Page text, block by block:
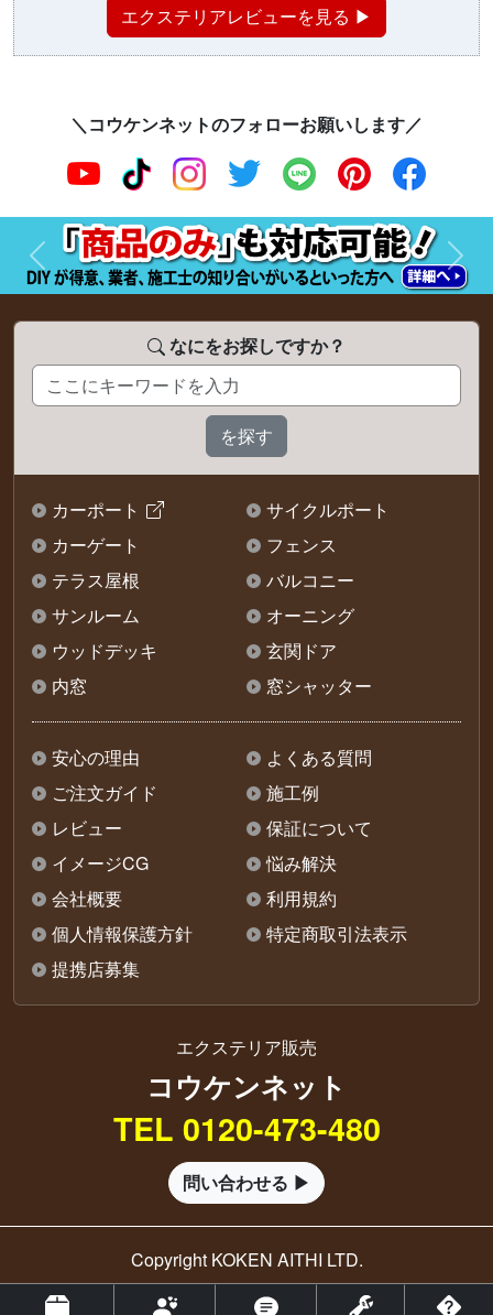
エクステリアレビューを見る ▶
＼コウケンネットのフォローお願いします／
前へ 次へ
なにをお探しですか？
カーポート
サイクルポート
カーゲート
フェンス
テラス屋根
バルコニー
サンルーム
オーニング
ウッドデッキ
玄関ドア
内窓
窓シャッター
安心の理由
よくある質問
ご注文ガイド
施工例
レビュー
保証について
イメージCG
悩み解決
会社概要
利用規約
個人情報保護方針
特定商取引法表示
提携店募集
エクステリア販売
コウケンネット
TEL 0120-473-480
問い合わせる ▶
Copyright KOKEN AITHI LTD.